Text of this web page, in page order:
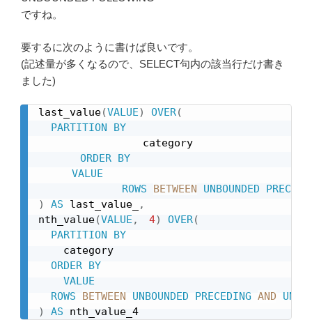
ですね。
要するに次のように書けば良いです。
(記述量が多くなるので、SELECT句内の該当行だけ書き
ました)
last_value(VALUE) OVER(
PARTITION
BY
category
ORDER BY
VALUE
ROWS
BETWEEN UNBOUNDED
)
AS last_value_
,
nth_value(VALUE , 4) OVER(
PARTITION
BY
    category
ORDER BY
VALUE
ROWS
BETWEEN UNBOUNDED PRECEDING AND
)
AS nth_value_4